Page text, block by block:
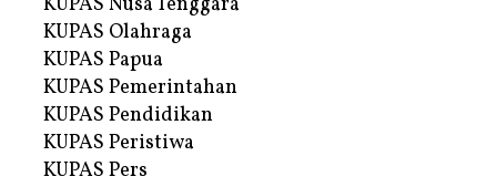
KUPAS Olahraga
KUPAS Papua
KUPAS Pemerintahan
KUPAS Pendidikan
KUPAS Peristiwa
KUPAS Pers